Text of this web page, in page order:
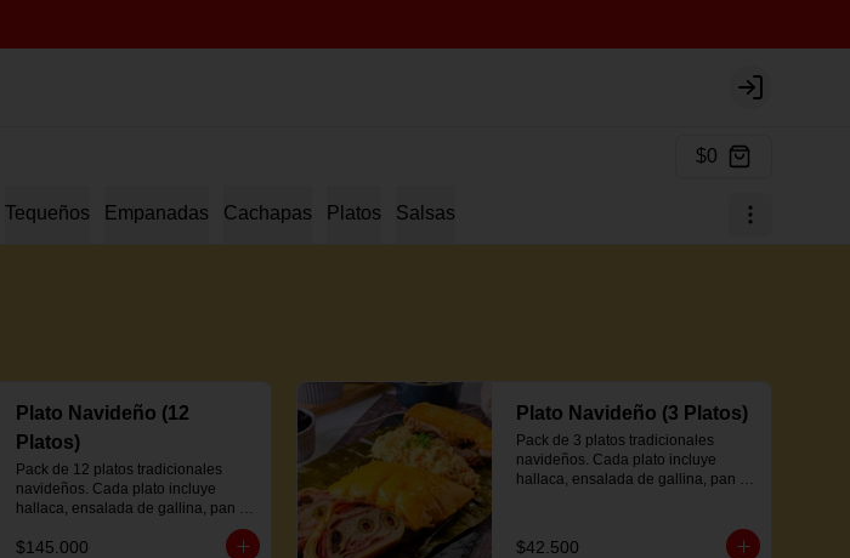
Login
$0
Tequeños Empanadas Cachapas Platos Salsas
Plato Navideño (12
Platos)
Pack de 12 platos tradicionales
navideños. Cada plato incluye
hallaca, ensalada de gallina, pan de
$145.000
Plato Navideño (3 Platos)
Pack de 3 platos tradicionales
navideños. Cada plato incluye
hallaca, ensalada de gallina, pan de
$42.500